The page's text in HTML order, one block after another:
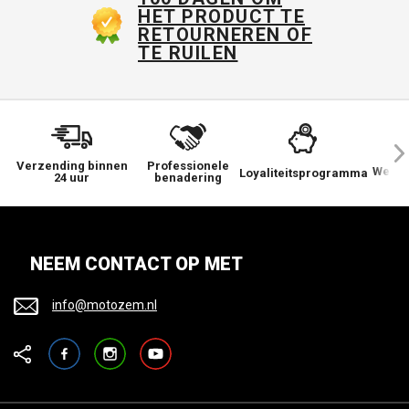
HET PRODUCT TE
RETOURNEREN OF
TE RUILEN
Verzending binnen
24 uur
Professionele
benadering
Loyaliteitsprogramma We
NEEM CONTACT OP MET
info@motozem.nl
FacebookInstagramYouTube